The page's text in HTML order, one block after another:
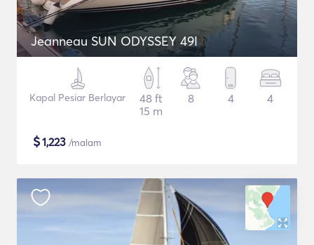
Jeanneau SUN ODYSSEY 49I
Kapal Pesiar Berlayar
48 ft
15 m
8 4 4
$1,223 /malam